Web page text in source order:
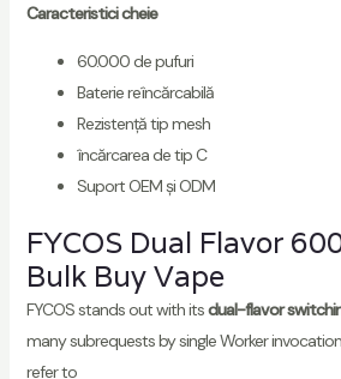
Caracteristici cheie
60.000 de pufuri
Baterie reîncărcabilă
Rezistență tip mesh
încărcarea de tip C
Suport OEM și ODM
FYCOS Dual Flavor
Bulk Buy Vape
FYCOS stands out with itsdual-flavor
many subrequests by single Worker
refer to